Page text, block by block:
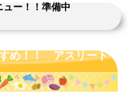
ュー！！準備中
め！！ アスリート